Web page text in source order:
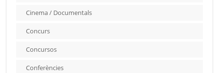
Cinema / Documentals
Concurs
Concursos
Conferències